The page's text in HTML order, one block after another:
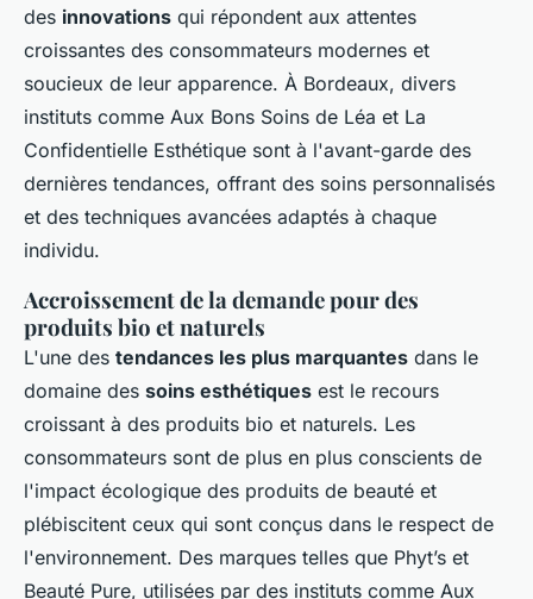
des innovations qui répondent aux attentes
croissantes des consommateurs modernes et
soucieux de leur apparence. À Bordeaux, divers
instituts comme Aux Bons Soins de Léa et La
Confidentielle Esthétique sont à l'avant-garde des
dernières tendances, offrant des soins personnalisés
et des techniques avancées adaptés à chaque
individu.
Accroissement de la demande pour des
produits bio et naturels
L'une des tendances les plus marquantes dans le
domaine des soins esthétiques est le recours
croissant à des produits bio et naturels. Les
consommateurs sont de plus en plus conscients de
l'impact écologique des produits de beauté et
plébiscitent ceux qui sont conçus dans le respect de
l'environnement. Des marques telles que Phyt’s et
Beauté Pure, utilisées par des instituts comme Aux